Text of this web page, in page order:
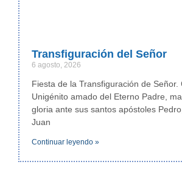
Transfiguración del Señor
6 agosto, 2026
Fiesta de la Transfiguración de Señor.
Unigénito amado del Eterno Padre,
gloria ante sus santos apóstoles
Juan
Continuar leyendo »